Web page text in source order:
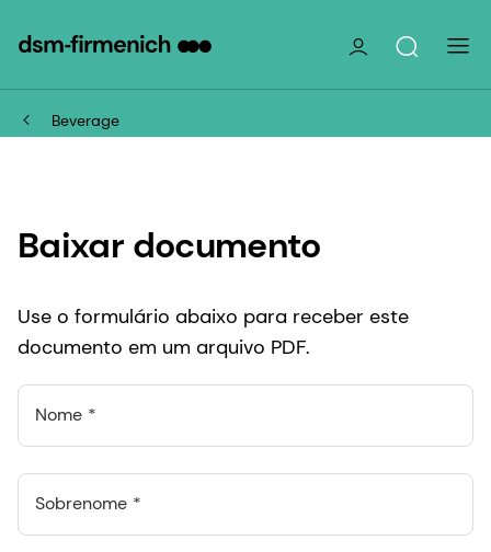
Beverage
Baixar documento
Use o formulário abaixo para receber este
documento em um arquivo PDF.
Nome
Sobrenome